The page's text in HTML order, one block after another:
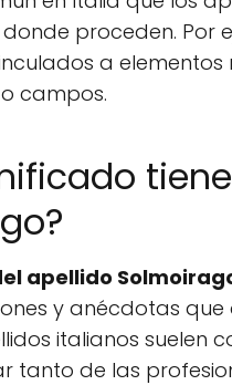
proceden. Por
a
campos.
apellido
y anécdotas
italianos suelen
tanto de las